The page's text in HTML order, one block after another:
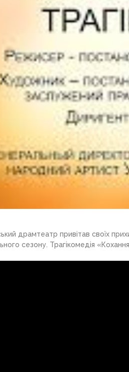
драмтеатр привітав своїх
сезону. Трагікомедія